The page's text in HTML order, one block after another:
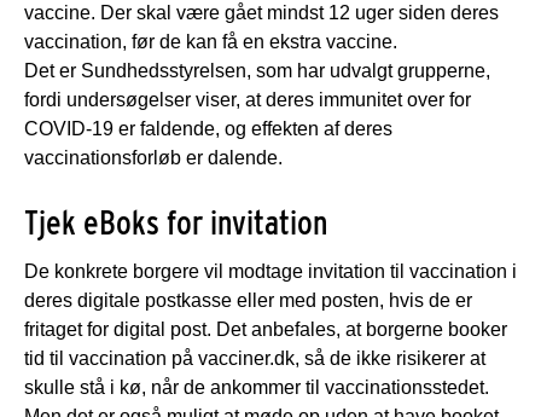
vaccine. Der skal være gået mindst 12 uger siden deres
vaccination, før de kan få en ekstra vaccine.
Det er Sundhedsstyrelsen, som har udvalgt grupperne,
fordi undersøgelser viser, at deres immunitet over for
COVID-19 er faldende, og effekten af deres
vaccinationsforløb er dalende.
Tjek eBoks for invitation
De konkrete borgere vil modtage invitation til vaccination i
deres digitale postkasse eller med posten, hvis de er
fritaget for digital post. Det anbefales, at borgerne booker
tid til vaccination på vacciner.dk, så de ikke risikerer at
skulle stå i kø, når de ankommer til vaccinationsstedet.